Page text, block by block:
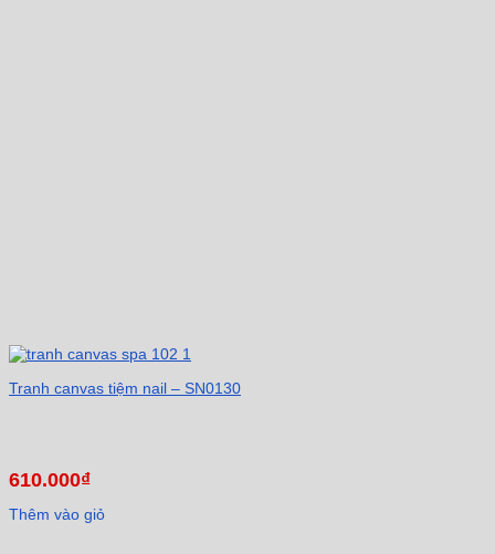
Tranh canvas tiệm nail – SN0130
610.000₫
Thêm vào giỏ